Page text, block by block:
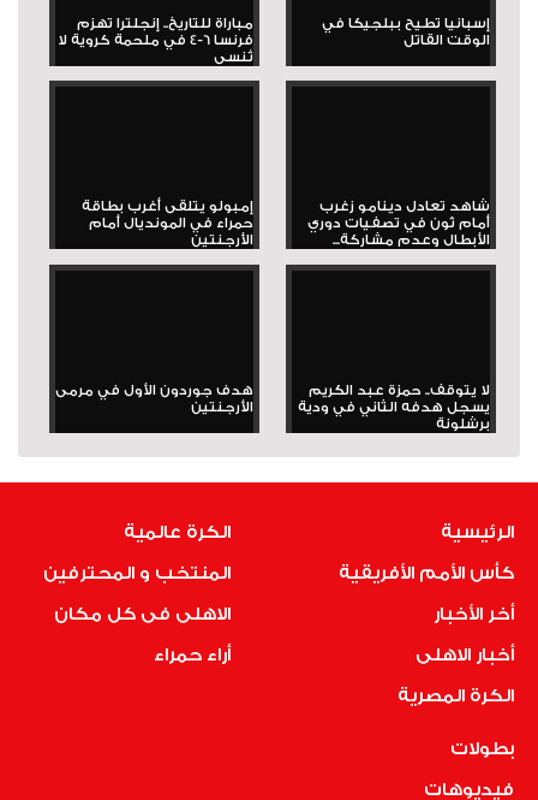
إسبانيا تطيح ببلجيكا في
الوقت القاتل
مباراة للتاريخ.. إنجلترا تهزم
فرنسا 6-4 في ملحمة كروية لا
تُنسى
شاهد تعادل دينامو زغرب
أمام ثون في تصفيات دوري
الأبطال وعدم مشاركة...
إمبولو يتلقى أغرب بطاقة
حمراء في المونديال أمام
الأرجنتين
لا يتوقف.. حمزة عبد الكريم
يسجل هدفه الثاني في ودية
برشلونة
هدف جوردون الأول في مرمى
الأرجنتين
الرئيسية
كأس الأمم الأفريقية
أخر الأخبار
أخبار الاهلى
الكرة المصرية
الكرة عالمية
المنتخب و المحترفين
الاهلى فى كل مكان
أراء حمراء
بطولات
فيديوهات